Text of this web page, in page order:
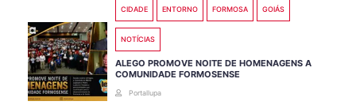
CIDADE ENTORNO FORMOSA GOIÁS
NOTÍCIAS
ALEGO PROMOVE NOITE DE HOMENAGENS A
COMUNIDADE FORMOSENSE
Portallupa